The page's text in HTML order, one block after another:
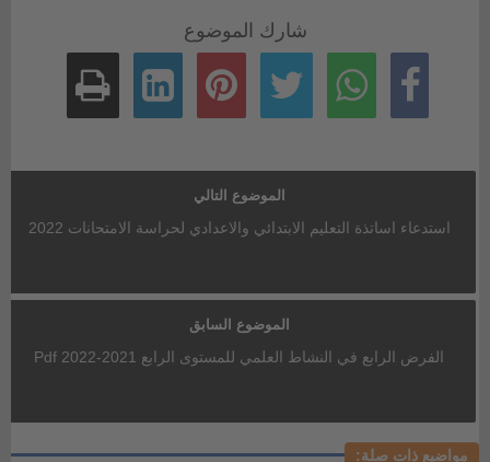
شارك الموضوع
الموضوع التالي
استدعاء اساتذة التعليم الابتدائي والاعدادي لحراسة الامتحانات 2022
الموضوع السابق
الفرض الرابع في النشاط العلمي للمستوى الرابع 2021-2022 Pdf
مواضيع ذات صلة: